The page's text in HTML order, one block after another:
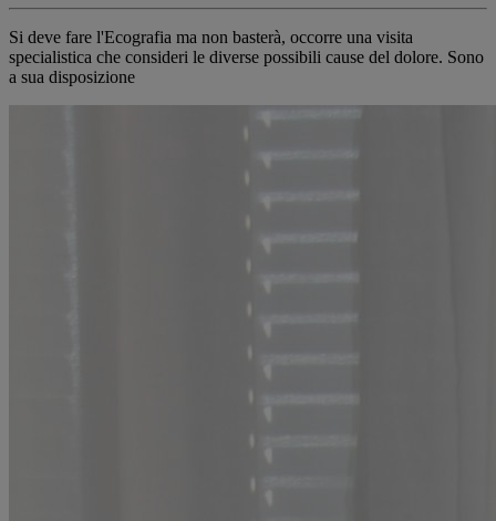
Si deve fare l'Ecografia ma non basterà, occorre una visita
specialistica che consideri le diverse possibili cause del dolore. Sono
a sua disposizione